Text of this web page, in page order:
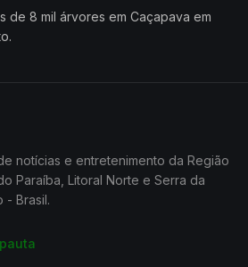
de 8 mil árvores em Caçapava em
notícias e entretenimento da Região
Paraíba, Litoral Norte e Serra da
- Brasil.